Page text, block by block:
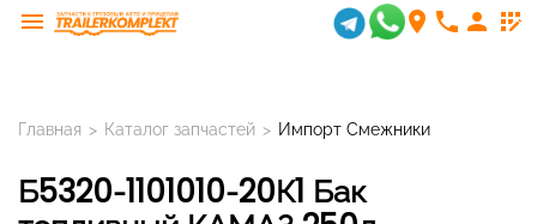
menu room phone person app_registration
Главная > Каталог запчастей > Импорт Смежники
Б5320-1101010-20К1 Бак